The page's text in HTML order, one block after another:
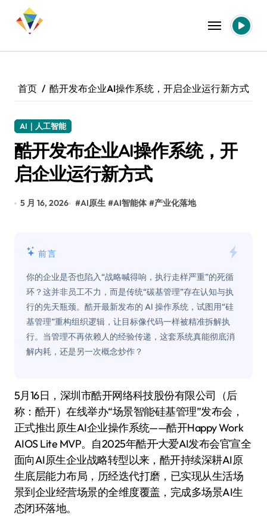
首页 酷开发布企业AI操作系统，开启企业运行新方式
AI｜人工智能
酷开发布企业AI操作系统，开
启企业运行新方式
5 月 16, 2026 #AI原生 #AI智能体 #产业化落地
前言
你的企业是否也陷入“战略喊得响，执行走样严重”的死循
环？这并非员工不力，而是传统“碳基管理”存在认知与执
行的先天瓶颈。酷开最新发布的 AI 操作系统，试图用“硅
基管理”重构组织逻辑，让目标像代码一样被精准拆解执
行。当管理不再依赖人的经验传递，这套系统真能彻底消
解内耗，还是另一次概念炒作？
5月16日，深圳市酷开网络科技股份有限公司（后
称：酷开）在线举办“场景智能·硅基管理”发布会，
正式推出原生AI企业操作系统——酷开Happy Work
AIOS Lite MVP。自2025年酷开·大爱AI发布会官宣全
面向AI原生企业战略转型以来，酷开持续深耕AI原
生底层能力布局，历经迭代打磨，已实现从生活场
景到企业经营场景的全维度覆盖，完成多场景AI生
态闭环落地。